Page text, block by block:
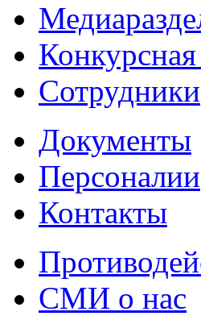
Сотрудники
Документы
Персоналии
Контакты
СМИ о нас